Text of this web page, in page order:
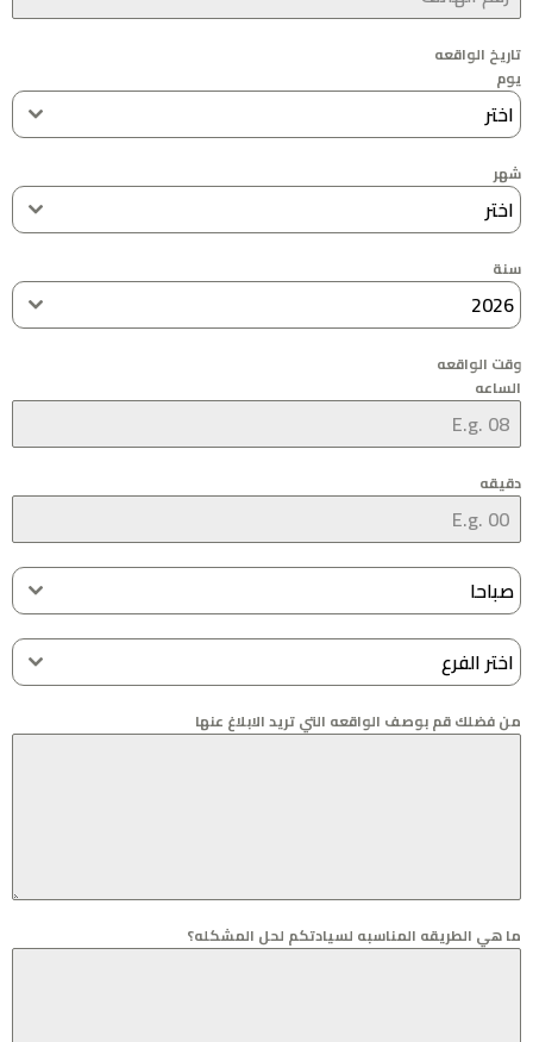
تاريخ الواقعه
يوم
اختر
شهر
اختر
سنة
2026
وقت الواقعه
الساعه
دقيقه
صباحا
اختر الفرع
من فضلك قم بوصف الواقعه التي تريد الابلاغ عنها
ما هي الطريقه المناسبه لسيادتكم لحل المشكله؟